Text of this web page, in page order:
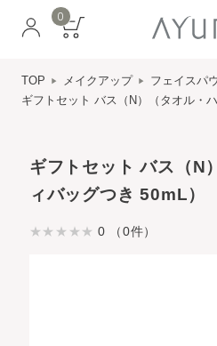
0
TOP メイクアップ
フェイスパ
ギフトセット バス（N）（タオル・
ギフトセット バス（N
ィバッグつき 50mL）
0 （0件）